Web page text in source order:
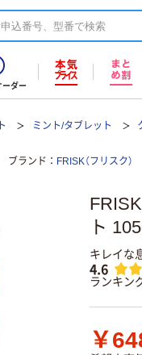
ーダー
ミント/タブレット
ブランド FRISK（フリスク）
ト
キレイな
4.6
ランキン
￥